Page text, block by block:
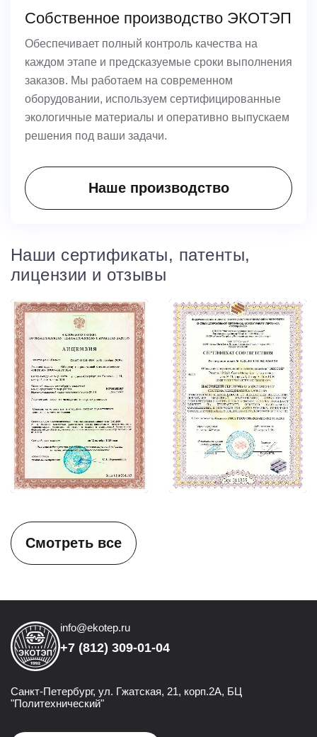
Собственное производство ЭКОТЭП
Обеспечивает полный контроль качества на
каждом этапе и предсказуемые сроки выполнения
заказов. Мы работаем на современном
оборудовании, используем сертифицированные
экологичные материалы и оперативно выпускаем
решения под ваши задачи.
Наше производство
Наши сертификаты, патенты,
лицензии и отзывы
Смотреть все
info@ekotep.ru
+7 (812) 309-01-04
Санкт-Петербург, ул. Гжатская, 21, корп.2А, БЦ
"Политехнический"